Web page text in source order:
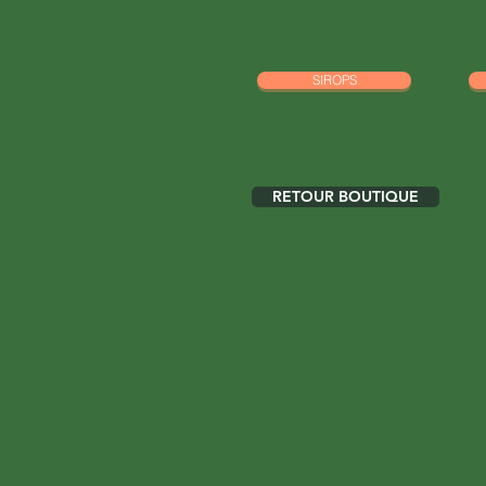
SIROPS
RETOUR BOUTIQUE